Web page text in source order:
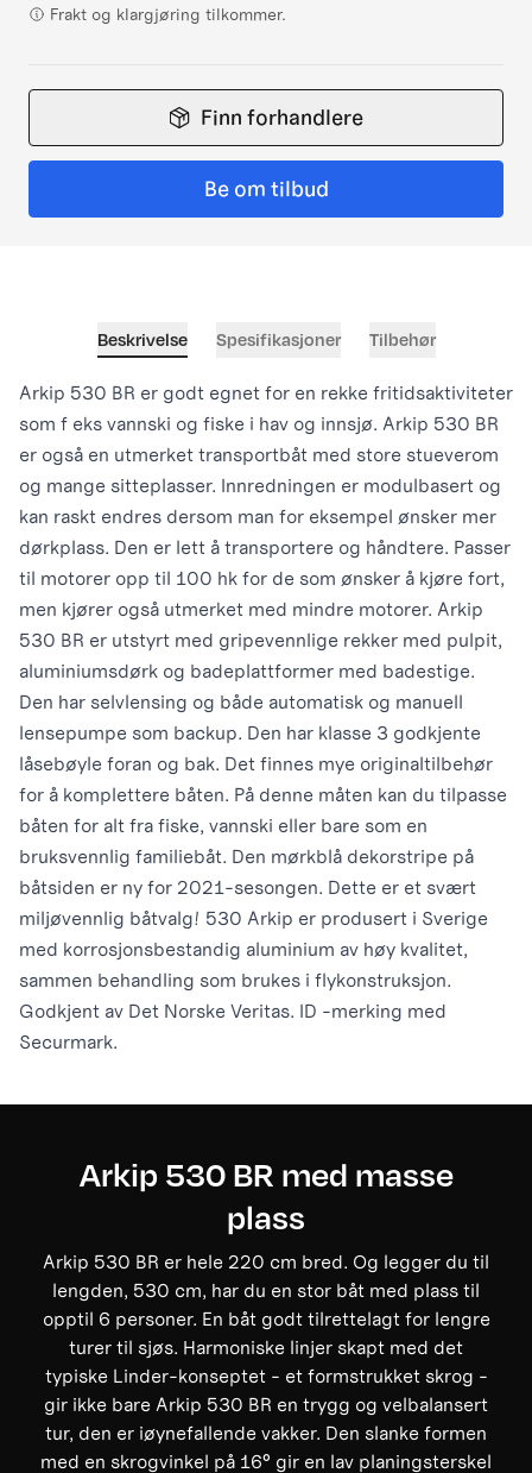
Frakt og klargjøring tilkommer.
Finn forhandlere
Be om tilbud
Beskrivelse Spesifikasjoner Tilbehør
Arkip 530 BR er godt egnet for en rekke fritidsaktiviteter
som f eks vannski og fiske i hav og innsjø. Arkip 530 BR
er også en utmerket transportbåt med store stueverom
og mange sitteplasser. Innredningen er modulbasert og
kan raskt endres dersom man for eksempel ønsker mer
dørkplass. Den er lett å transportere og håndtere. Passer
til motorer opp til 100 hk for de som ønsker å kjøre fort,
men kjører også utmerket med mindre motorer. Arkip
530 BR er utstyrt med gripevennlige rekker med pulpit,
aluminiumsdørk og badeplattformer med badestige.
Den har selvlensing og både automatisk og manuell
lensepumpe som backup. Den har klasse 3 godkjente
låsebøyle foran og bak. Det finnes mye originaltilbehør
for å komplettere båten. På denne måten kan du tilpasse
båten for alt fra fiske, vannski eller bare som en
bruksvennlig familiebåt. Den mørkblå dekorstripe på
båtsiden er ny for 2021-sesongen. Dette er et svært
miljøvennlig båtvalg! 530 Arkip er produsert i Sverige
med korrosjonsbestandig aluminium av høy kvalitet,
sammen behandling som brukes i flykonstruksjon.
Godkjent av Det Norske Veritas. ID -merking med
Securmark.
Arkip 530 BR med masse
plass
Arkip 530 BR er hele 220 cm bred. Og legger du til
lengden, 530 cm, har du en stor båt med plass til
opptil 6 personer. En båt godt tilrettelagt for lengre
turer til sjøs. Harmoniske linjer skapt med det
typiske Linder-konseptet - et formstrukket skrog -
gir ikke bare Arkip 530 BR en trygg og velbalansert
tur, den er iøynefallende vakker. Den slanke formen
med en skrogvinkel på 16° gir en lav planingsterskel